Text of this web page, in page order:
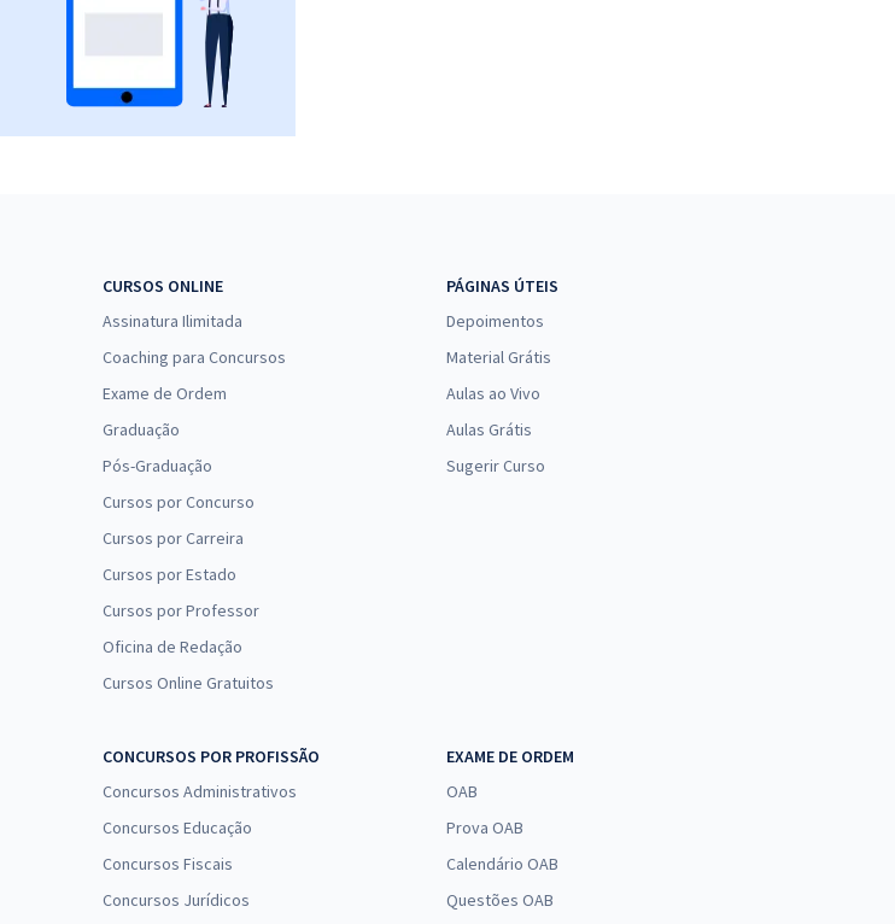
CURSOS ONLINE
Assinatura Ilimitada
Coaching para Concursos
Exame de Ordem
Graduação
Pós-Graduação
Cursos por Concurso
Cursos por Carreira
Cursos por Estado
Cursos por Professor
Oficina de Redação
Cursos Online Gratuitos
PÁGINAS ÚTEIS
Depoimentos
Material Grátis
Aulas ao Vivo
Aulas Grátis
Sugerir Curso
CONCURSOS POR PROFISSÃO
Concursos Administrativos
Concursos Educação
Concursos Fiscais
Concursos Jurídicos
EXAME DE ORDEM
OAB
Prova OAB
Calendário OAB
Questões OAB